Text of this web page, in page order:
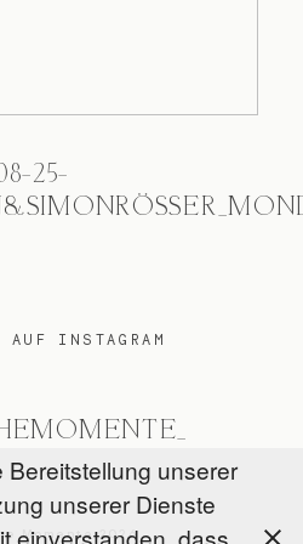
25-
AUF INSTAGRAM
Momente 2026
unserer
unserer Dienste
einverstanden, dass